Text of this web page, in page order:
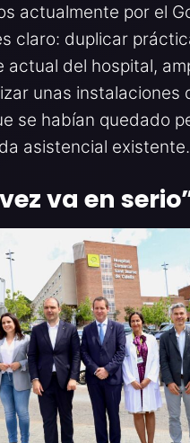
actualmente por el
claro: duplicar
actual del hospital,
unas instalaciones
se habían quedado
asistencial existente.
va en